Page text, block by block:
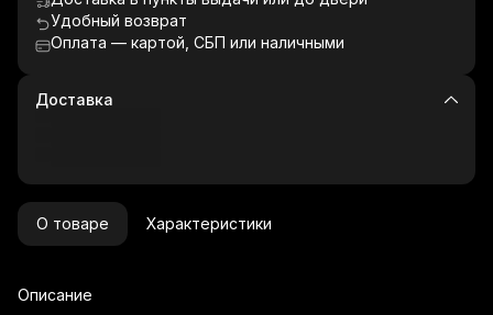
Удобный возврат
Оплата — картой, СБП или наличными
Доставка
О товаре Характеристики
Описание